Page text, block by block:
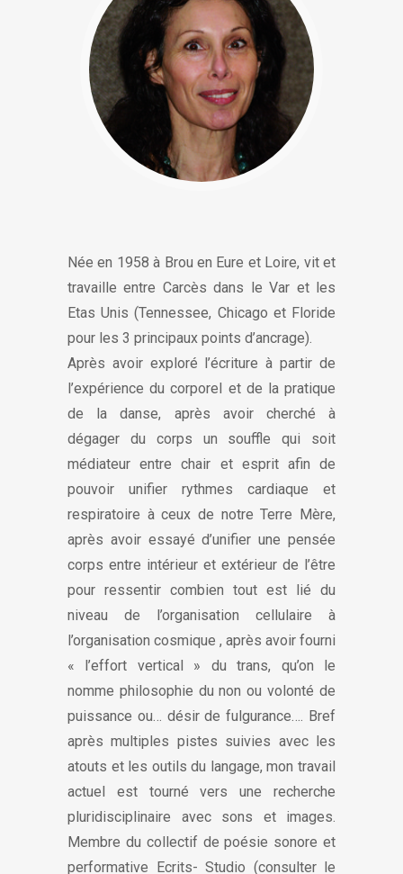
Née en 1958 à Brou en Eure et Loire, vit et
travaille entre Carcès dans le Var et les
Etas Unis (Tennessee, Chicago et Floride
pour les 3 principaux points d’ancrage).
Après avoir exploré l’écriture à partir de
l’expérience du corporel et de la pratique
de la danse, après avoir cherché à
dégager du corps un souffle qui soit
médiateur entre chair et esprit afin de
pouvoir unifier rythmes cardiaque et
respiratoire à ceux de notre Terre Mère,
après avoir essayé d’unifier une pensée
corps entre intérieur et extérieur de l’être
pour ressentir combien tout est lié du
niveau de l’organisation cellulaire à
l’organisation cosmique , après avoir fourni
« l’effort vertical » du trans, qu’on le
nomme philosophie du non ou volonté de
puissance ou… désir de fulgurance…. Bref
après multiples pistes suivies avec les
atouts et les outils du langage, mon travail
actuel est tourné vers une recherche
pluridisciplinaire avec sons et images.
Membre du collectif de poésie sonore et
performative Ecrits- Studio (consulter le